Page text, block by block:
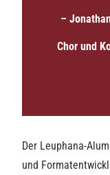
–
Chor und
Der Leuphana-
und